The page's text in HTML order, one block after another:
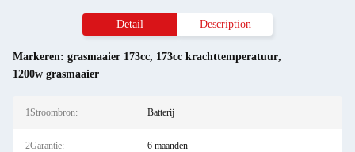
Detail Description
Markeren: grasmaaier 173cc, 173cc krachttemperatuur,
1200w grasmaaier
1Stroombron: Batterij
2Garantie: 6 maanden